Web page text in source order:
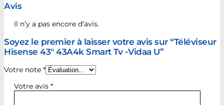
Avis
Il n’y a pas encore d’avis.
Soyez le premier à laisser votre avis sur “Téléviseur
Hisense 43″ 43A4k Smart Tv -Vidaa U”
Votre note *
Votre avis *